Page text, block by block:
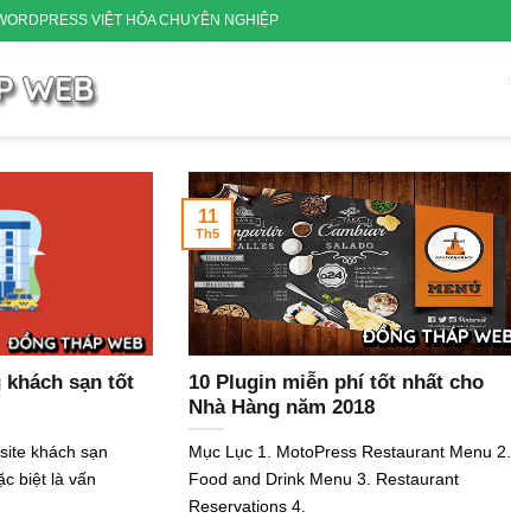
VIỆT HÓA CHUYÊN NGHIỆP
khách sạn tốt
khách sạn
biệt là vấn
10 Plugin miễn phí tốt nhất cho
Nhà Hàng năm 2018
Mục Lục 1. MotoPress Restaurant Menu 2.
Food and Drink Menu 3. Restaurant
Reservations 4.
11
Th5